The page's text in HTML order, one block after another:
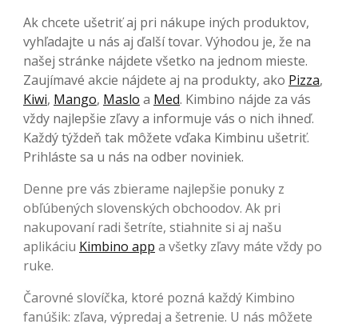
Ak chcete ušetriť aj pri nákupe iných produktov,
vyhľadajte u nás aj ďalší tovar. Výhodou je, že na
našej stránke nájdete všetko na jednom mieste.
Zaujímavé akcie nájdete aj na produkty, ako Pizza,
Kiwi, Mango, Maslo a Med. Kimbino nájde za vás
vždy najlepšie zľavy a informuje vás o nich ihneď.
Každý týždeň tak môžete vďaka Kimbinu ušetriť.
Prihláste sa u nás na odber noviniek.
Denne pre vás zbierame najlepšie ponuky z
obľúbených slovenských obchoodov. Ak pri
nakupovaní radi šetríte, stiahnite si aj našu
aplikáciu Kimbino app a všetky zľavy máte vždy po
ruke.
Čarovné slovíčka, ktoré pozná každý Kimbino
fanúšik: zľava, výpredaj a šetrenie. U nás môžete